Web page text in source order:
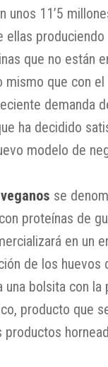
unos 11’5
ellas
que no están
mismo que con
demanda
ha decidido
modelo de
se
proteínas de
en un
de los
una bolsita con la
producto que
productos